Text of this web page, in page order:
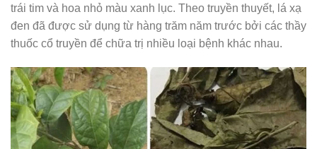
trái tim và hoa nhỏ màu xanh lục. Theo truyền thuyết, lá xạ
đen đã được sử dụng từ hàng trăm năm trước bởi các thầy
thuốc cổ truyền để chữa trị nhiều loại bệnh khác nhau.